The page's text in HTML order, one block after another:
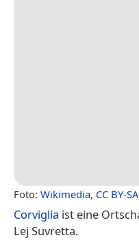
Foto: Wikimedia, CC BY-
Corviglia ist eine
Lej Suvretta.